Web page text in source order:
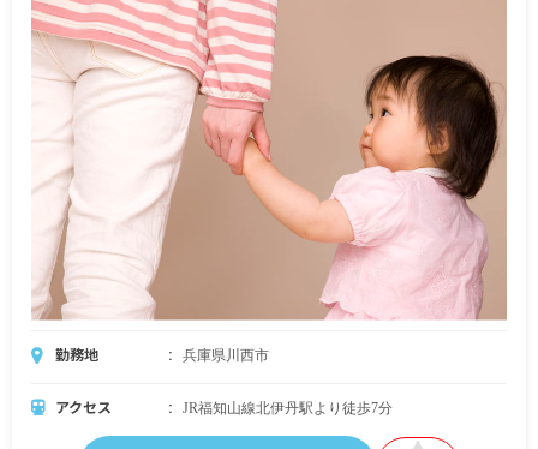
勤務地 兵庫県川西市
アクセス JR福知山線北伊丹駅より徒歩7分